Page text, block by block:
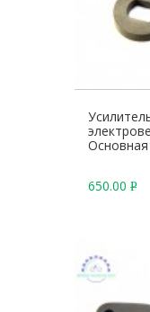
Основная
650.00 Р